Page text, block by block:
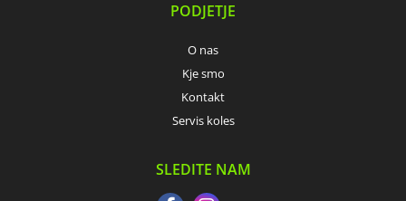
PODJETJE
O nas
Kje smo
Kontakt
Servis koles
SLEDITE NAM